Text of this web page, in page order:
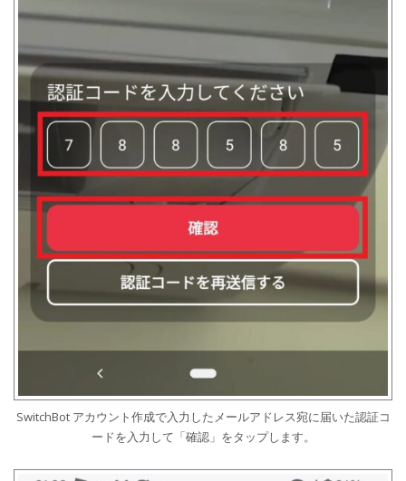
SwitchBot アカウント作成で入力したメールアドレス宛に届いた認証コ
ードを入力して「確認」をタップします。